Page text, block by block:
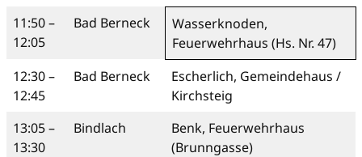
11:50 –
12:05
Bad Berneck
Wasserknoden,
Feuerwehrhaus (Hs. Nr. 47)
12:30 –
12:45
Bad Berneck
Escherlich, Gemeindehaus /
Kirchsteig
13:05 –
13:30
Bindlach
Benk, Feuerwehrhaus
(Brunngasse)